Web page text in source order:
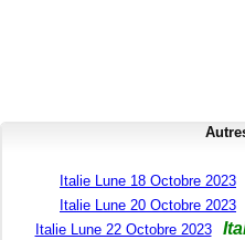
Italie Lune 18 Octobre 2023
Italie Lune 20 Octobre 2023
Italie Lune 22 Octobre 2023